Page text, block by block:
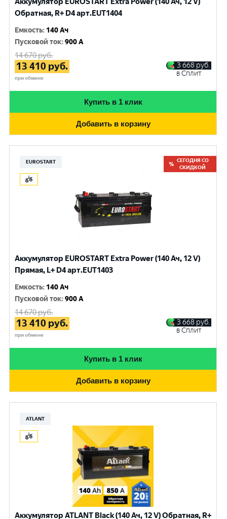
Обратная, R+ D4 арт.EUT1404
Емкость: 140 Ач
Пусковой ток:900 A
14 670руб.
13 410 руб.
при обмене
3 668 руб.
в Сплит
Купить в 1 клик
Добавить в корзину
EUROSTART
СЕГОДНЯ СО
СКИДКОЙ
Аккумулятор EUROSTART Extra Power (140 Ач, 12 V)
Прямая, L+ D4 арт.EUT1403
Емкость: 140 Ач
Пусковой ток:900 A
14 670руб.
13 410 руб.
при обмене
3 668 руб.
в Сплит
Купить в 1 клик
Добавить в корзину
ATLANT
Аккумулятор ATLANT Black (140 Ач, 12 V) Обратная, R+